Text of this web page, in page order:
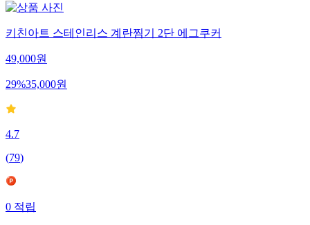
키친아트 스테인리스 계란찜기 2단 에그쿠커
49,000원
29%35,000원
4.7
(79)
0 적립